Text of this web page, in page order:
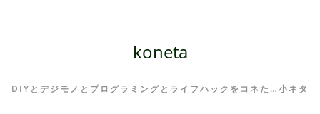
koneta
DIYとデジモノとプログラミングとライフハックをコネた…小ネタ